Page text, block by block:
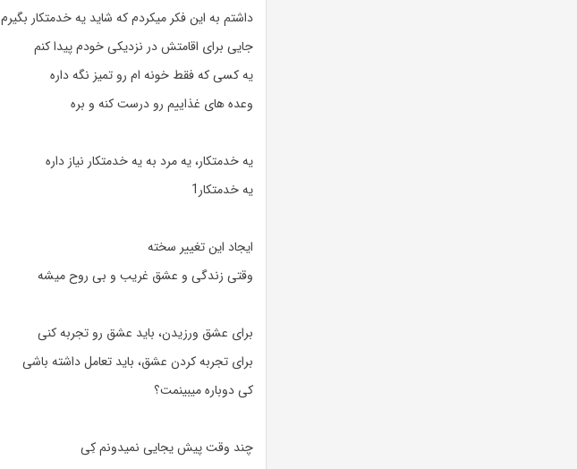
داشتم به این فکر میکردم که شاید یه خدمتکار بگیرم
جایی برای اقامتش در نزدیکی خودم پیدا کنم
یه کسی که فقط خونه ام رو تمیز نگه داره
وعده های غذاییم رو درست کنه و بره
یه خدمتکار، یه مرد به یه خدمتکار نیاز داره
یه خدمتکار1
ایجاد این تغییر سخته
وقتی زندگی و عشق غریب و بی روح میشه
برای عشق ورزیدن، باید عشق رو تجربه کنی
برای تجربه کردن عشق، باید تعامل داشته باشی
کی دوباره میبینمت؟
چند وقت پیش یجایی نمیدونم کِی